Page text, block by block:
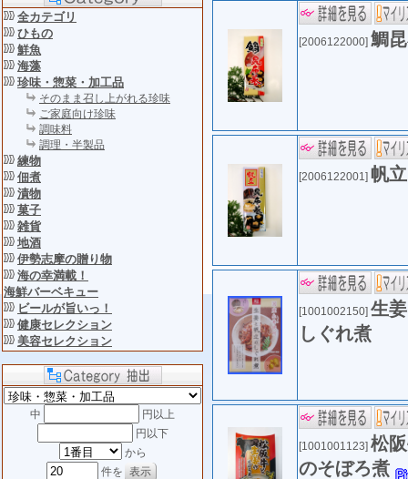
全カテゴリ
ひもの
鮮魚
海藻
珍味・惣菜・加工品
そのまま召し上がれる珍味
ご家庭向け珍味
調味料
調理・半製品
練物
佃煮
漬物
菓子
雑貨
地酒
伊勢志摩の贈り物
海の幸満載！
海鮮バーベキュー
ビールが旨いっ！
健康セレクション
美容セレクション
中
円以上
円以下
から
件を
[2006122000] 鯛
[2006122001] 帆
[1001002150] 生
しぐれ煮
[1001001123] 松
のそぼろ煮